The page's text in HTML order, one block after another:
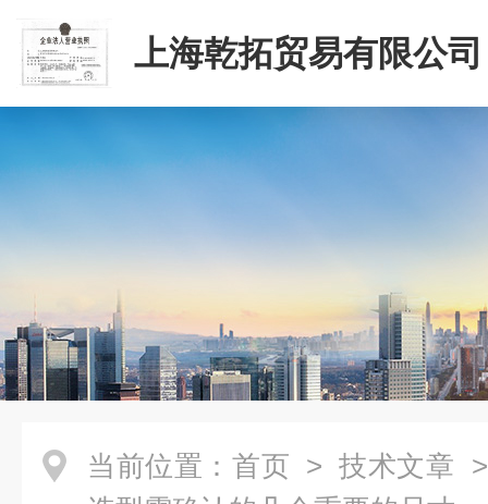
上海乾拓贸易有限公司
当前位置： 首页 > 技术文章